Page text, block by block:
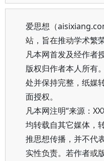
爱思想（
站，旨在推动学术繁
凡本网首发及经作者
版权归作者本人所有
处并保持完整，纸媒
面授权。
凡本网注明“来源：
均转载自其它媒体，
推思想传播，并不代
实性负责。若作者或